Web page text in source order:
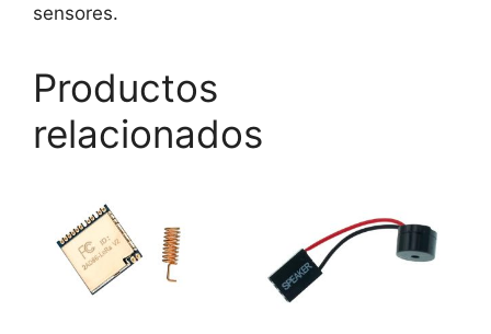
sensores.
Productos
relacionados